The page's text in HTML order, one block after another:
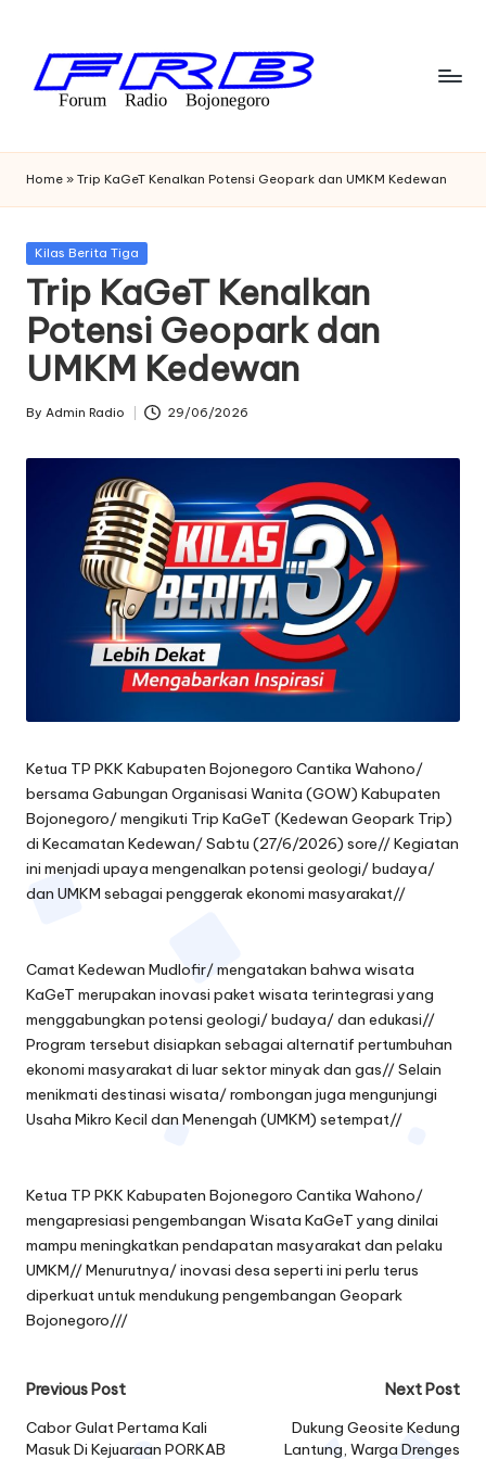
content
F
o
r
u
m
R
a
di
o
o
r
o
Bojonegoro
Home » Trip KaGeT Kenalkan Potensi Geopark dan UMKM Kedewan
Posted
Kilas Berita Tiga
Trip KaGeT Kenalkan
Potensi Geopark dan
UMKM Kedewan
Posted
By Admin Radio 29/06/2026
Ketua TP PKK Kabupaten Bojonegoro Cantika Wahono/
bersama Gabungan Organisasi Wanita (GOW) Kabupaten
Bojonegoro/ mengikuti Trip KaGeT (Kedewan Geopark Trip)
di Kecamatan Kedewan/ Sabtu (27/6/2026) sore// Kegiatan
ini menjadi upaya mengenalkan potensi geologi/ budaya/
dan UMKM sebagai penggerak ekonomi masyarakat//
Camat Kedewan Mudlofir/ mengatakan bahwa wisata
KaGeT merupakan inovasi paket wisata terintegrasi yang
menggabungkan potensi geologi/ budaya/ dan edukasi//
Program tersebut disiapkan sebagai alternatif pertumbuhan
ekonomi masyarakat di luar sektor minyak dan gas// Selain
menikmati destinasi wisata/ rombongan juga mengunjungi
Usaha Mikro Kecil dan Menengah (UMKM) setempat//
Ketua TP PKK Kabupaten Bojonegoro Cantika Wahono/
mengapresiasi pengembangan Wisata KaGeT yang dinilai
mampu meningkatkan pendapatan masyarakat dan pelaku
UMKM// Menurutnya/ inovasi desa seperti ini perlu terus
diperkuat untuk mendukung pengembangan Geopark
Bojonegoro///
Post
navigation
Previous Post
Cabor Gulat Pertama Kali
Masuk Di Kejuaraan PORKAB
Next Post
Dukung Geosite Kedung
Lantung, Warga Drenges